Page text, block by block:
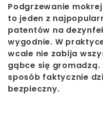
Podgrzewanie
to jeden z
patentów na
wygodnie. W
wcale nie zabija
gąbce się
sposób faktycznie
bezpieczny.